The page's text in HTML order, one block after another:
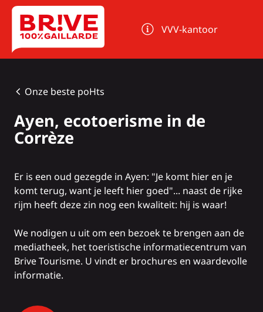
Cookies beheer paneel
VVV-kantoor
Onze beste poHts
Ayen, ecotoerisme in de
Corrèze
Er is een oud gezegde in Ayen: "Je komt hier en je
komt terug, want je leeft hier goed"... naast de rijke
rijm heeft deze zin nog een kwaliteit: hij is waar!
We nodigen u uit om een bezoek te brengen aan de
mediatheek, het toeristische informatiecentrum van
Brive Tourisme. U vindt er brochures en waardevolle
informatie.